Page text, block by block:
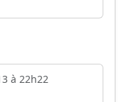
à 22h22